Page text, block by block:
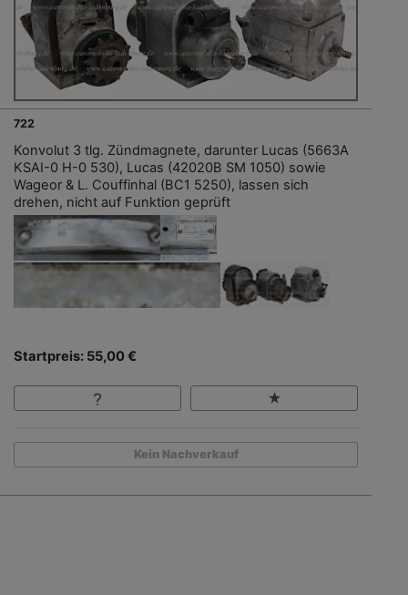
722
Konvolut 3 tlg. Zündmagnete, darunter Lucas (5663A
KSAI-0 H-0 530), Lucas (42020B SM 1050) sowie
Wageor & L. Couffinhal (BC1 5250), lassen sich
drehen, nicht auf Funktion geprüft
Startpreis: 55,00 €
Kein Nachverkauf